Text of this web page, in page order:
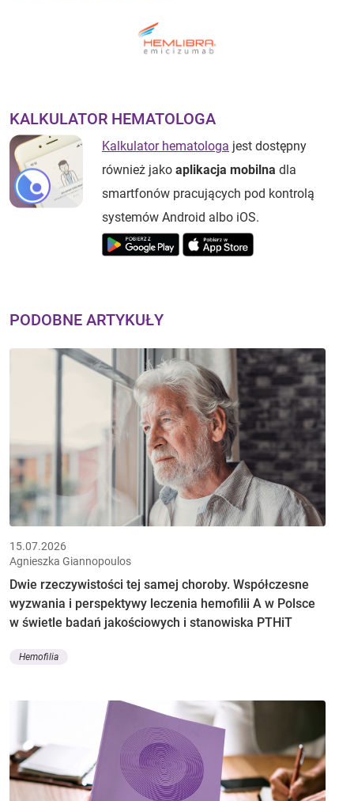
KALKULATOR HEMATOLOGA
Kalkulator hematologa jest dostępny
również jako aplikacja mobilna dla
smartfonów pracujących pod kontrolą
systemów Android albo iOS.
PODOBNE ARTYKUŁY
15.07.2026
Agnieszka Giannopoulos
Dwie rzeczywistości tej samej choroby. Współczesne
wyzwania i perspektywy leczenia hemofilii A w Polsce
w świetle badań jakościowych i stanowiska PTHiT
Hemofilia